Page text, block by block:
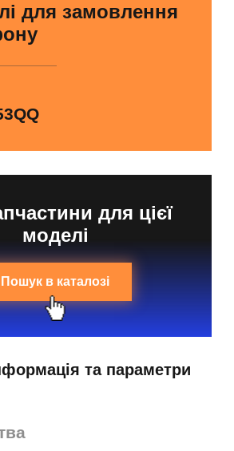
для замовлення
для цієї
моделі
Пошук в каталозі
та параметри